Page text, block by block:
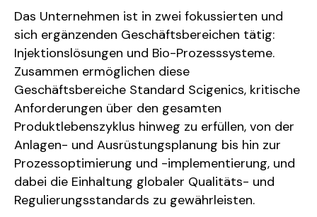
Das Unternehmen ist in zwei fokussierten und
sich ergänzenden Geschäftsbereichen tätig:
Injektionslösungen und Bio-Prozesssysteme.
Zusammen ermöglichen diese
Geschäftsbereiche Standard Scigenics, kritische
Anforderungen über den gesamten
Produktlebenszyklus hinweg zu erfüllen, von der
Anlagen- und Ausrüstungsplanung bis hin zur
Prozessoptimierung und -implementierung, und
dabei die Einhaltung globaler Qualitäts- und
Regulierungsstandards zu gewährleisten.